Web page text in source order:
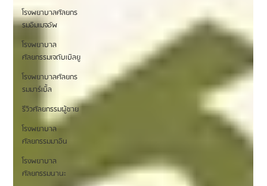
โรงพยาบาลศัลยกร
รมอิมเมจอัพ
โรงพยาบาล
ศัลยกรรมเจดับเบิลยู
โรงพยาบาลศัลยกร
รมมาร์เบิ้ล
รีวิวศัลยกรรมผู้ชาย
โรงพยาบาล
ศัลยกรรมมาอิน
โรงพยาบาล
ศัลยกรรมนานะ